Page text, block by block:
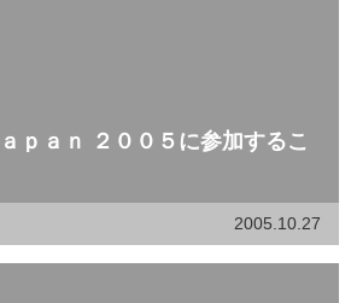
ｐａｎ ２００５に参加するこ
2005.10.27